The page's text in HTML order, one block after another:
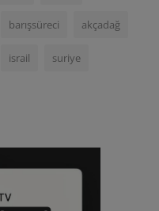
barışsüreci akçadağ
israil suriye